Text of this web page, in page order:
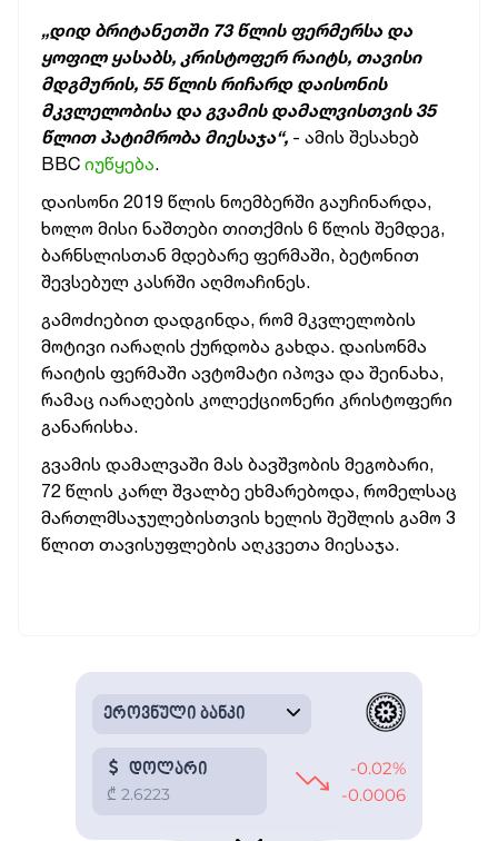
„დიდ ბრიტანეთში 73 წლის ფერმერსა და
ყოფილ ყასაბს, კრისტოფერ რაიტს, თავისი
მდგმურის, 55 წლის რიჩარდ დაისონის
მკვლელობისა და გვამის დამალვისთვის 35
წლით პატიმრობა მიესაჯა“, - ამის შესახებ
BBC იუწყება.
დაისონი 2019 წლის ნოემბერში გაუჩინარდა,
ხოლო მისი ნაშთები თითქმის 6 წლის შემდეგ,
ბარნსლისთან მდებარე ფერმაში, ბეტონით
შევსებულ კასრში აღმოაჩინეს.
გამოძიებით დადგინდა, რომ მკვლელობის
მოტივი იარაღის ქურდობა გახდა. დაისონმა
რაიტის ფერმაში ავტომატი იპოვა და შეინახა,
რამაც იარაღების კოლექციონერი კრისტოფერი
განარისხა.
გვამის დამალვაში მას ბავშვობის მეგობარი,
72 წლის კარლ შვალბე ეხმარებოდა, რომელსაც
მართლმსაჯულებისთვის ხელის შეშლის გამო 3
წლით თავისუფლების აღკვეთა მიესაჯა.